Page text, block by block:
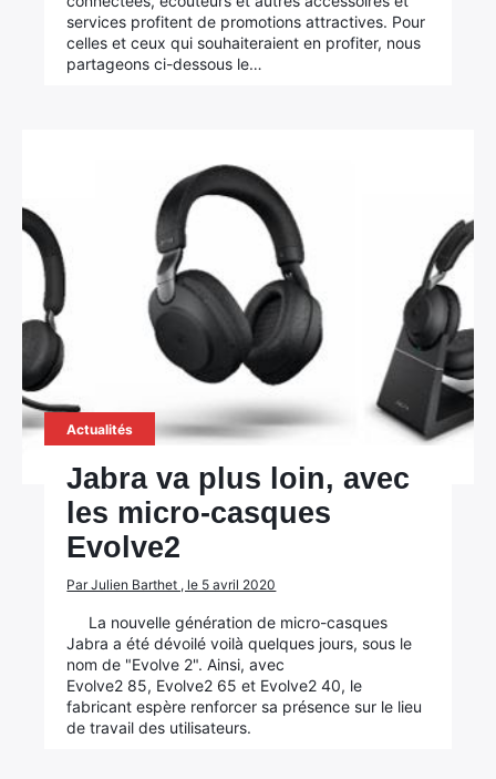
services profitent de promotions attractives. Pour
celles et ceux qui souhaiteraient en profiter, nous
partageons ci-dessous le…
Actualités
Jabra va plus loin, avec
les micro-casques
Evolve2
Par Julien Barthet , le 5 avril 2020
La nouvelle génération de micro-casques
Jabra a été dévoilé voilà quelques jours, sous le
nom de "Evolve 2". Ainsi, avec
Evolve2 85, Evolve2 65 et Evolve2 40, le
fabricant espère renforcer sa présence sur le lieu
de travail des utilisateurs.